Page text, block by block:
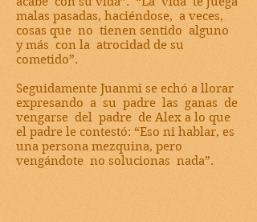
malas pasadas, haciéndose, a veces,
cosas que no tienen sentido alguno
y más con la atrocidad de su
cometido”.
Seguidamente Juanmi se echó a llorar
expresando a su padre las ganas de
vengarse del padre de Alex a lo que
el padre le contestó: “Eso ni hablar, es
una persona mezquina, pero
vengándote no solucionas nada”.